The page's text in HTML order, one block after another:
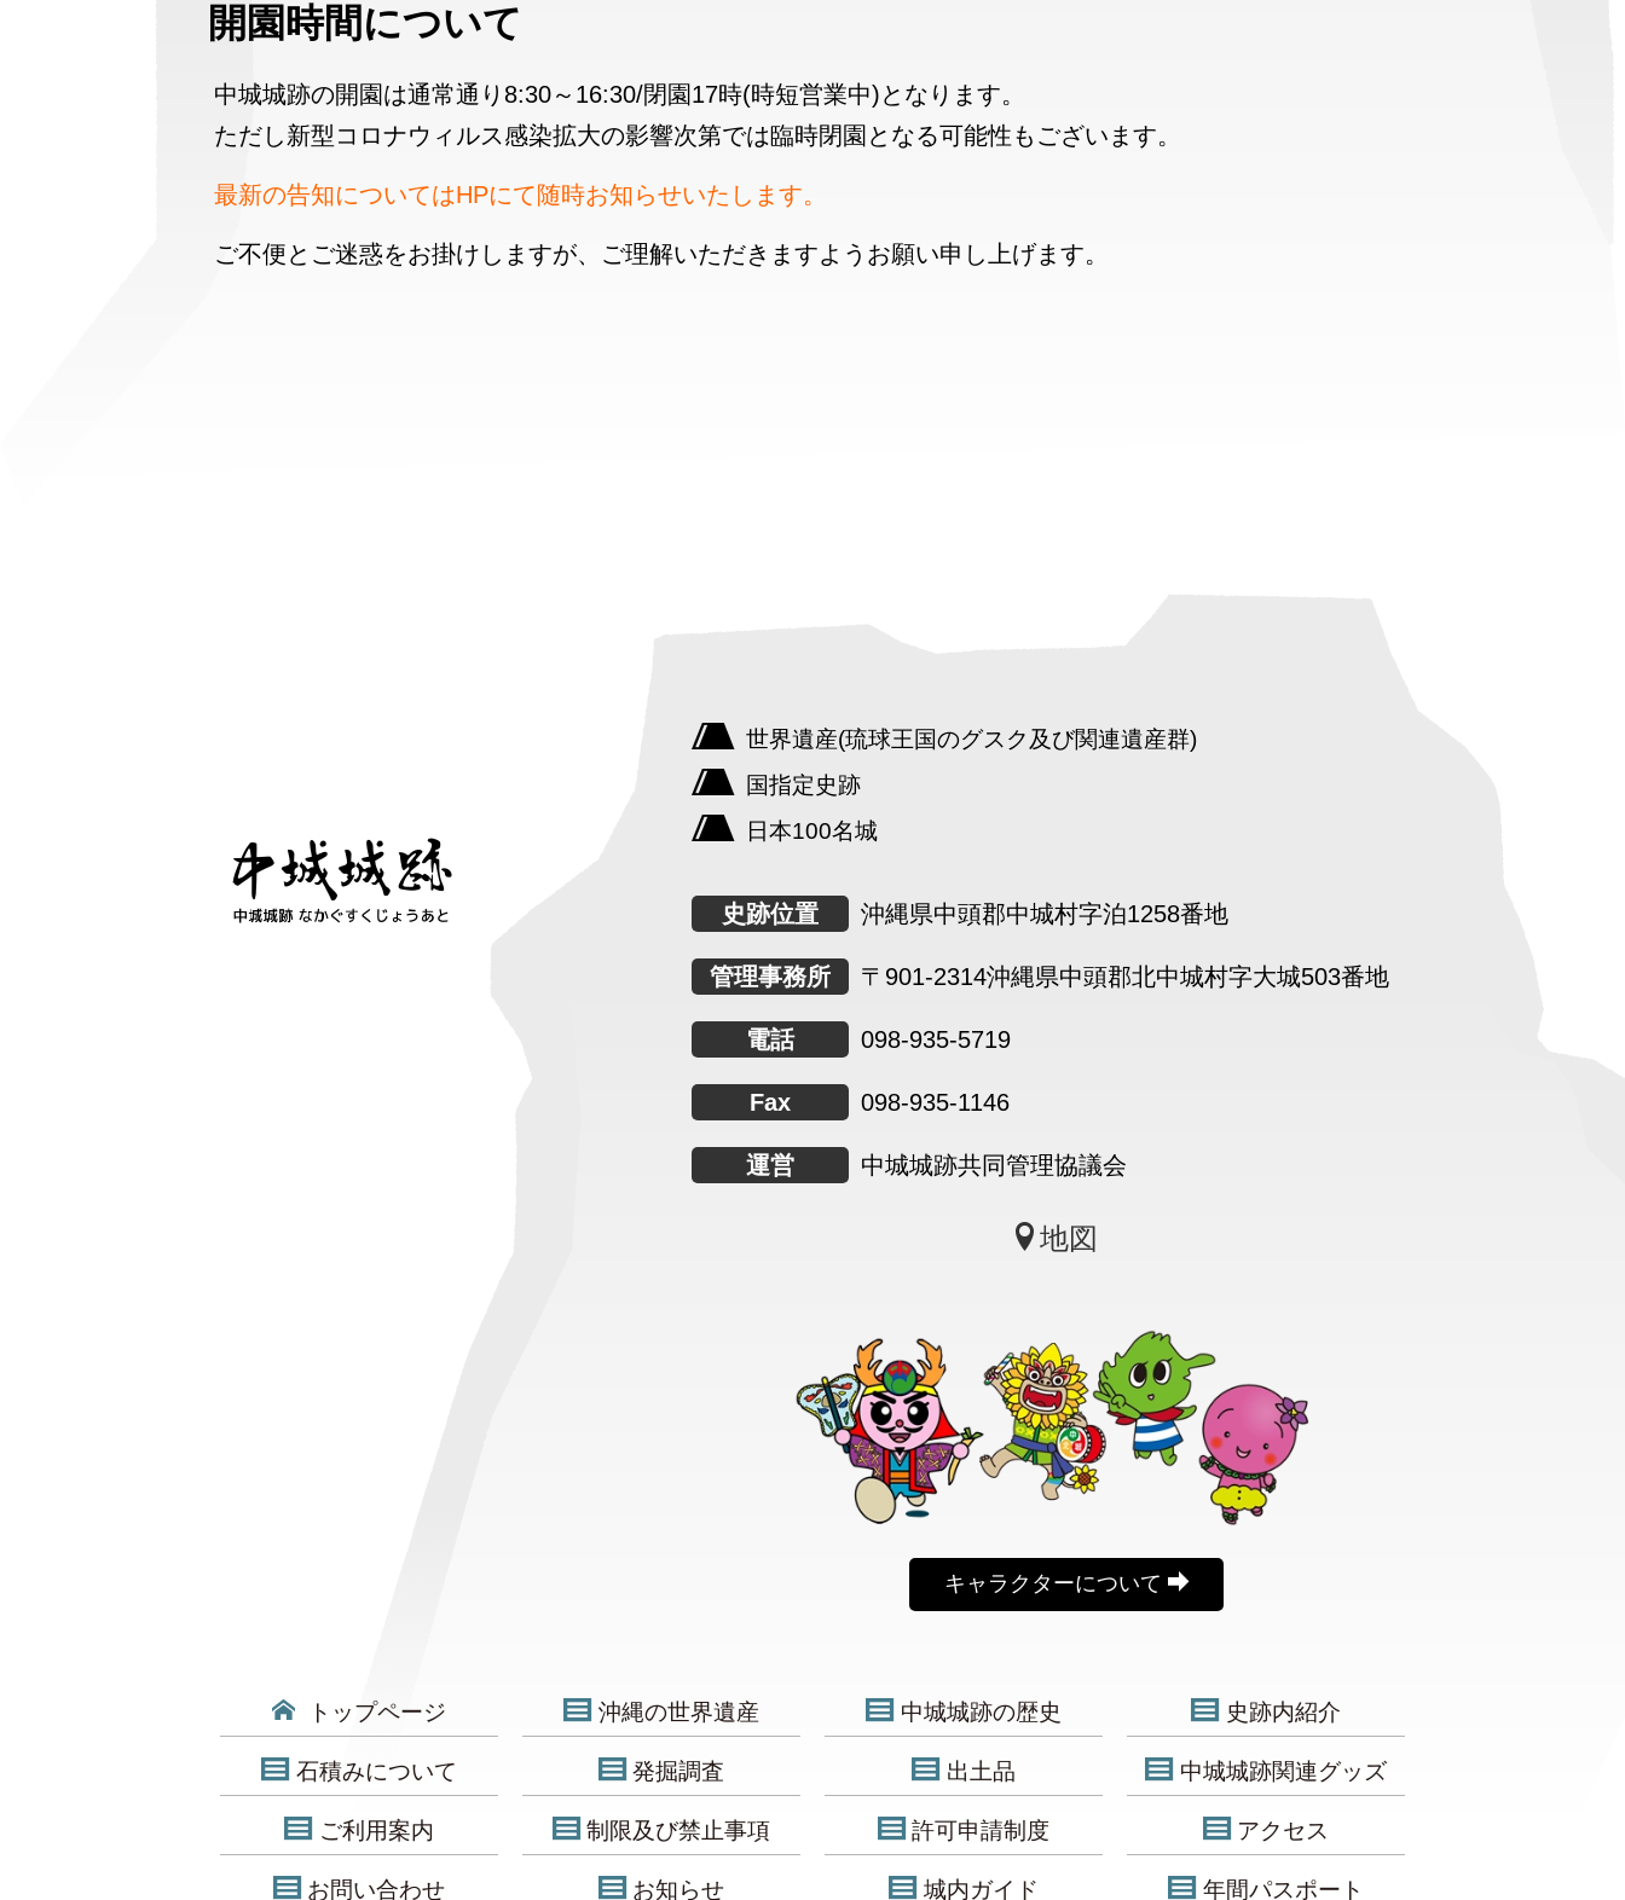
開園時間について
中城城跡の開園は通常通り8:30～16:30/閉園17時(時短営業中)となります。
ただし新型コロナウィルス感染拡大の影響次第では臨時閉園となる可能性もございます。
最新の告知についてはHPにて随時お知らせいたします。
ご不便とご迷惑をお掛けしますが、ご理解いただきますようお願い申し上げます。
世界遺産(琉球王国のグスク及び関連遺産群)
国指定史跡
日本100名城
史跡位置 沖縄県中頭郡中城村字泊1258番地
管理事務所 〒901-2314沖縄県中頭郡北中城村字大城503番地
電話 098-935-5719
Fax 098-935-1146
運営 中城城跡共同管理協議会
地図
キャラクターについて
トップページ 沖縄の世界遺産 中城城跡の歴史 史跡内紹介
石積みについて 発掘調査 出土品 中城城跡関連グッズ
ご利用案内 制限及び禁止事項 許可申請制度 アクセス
お問い合わせ お知らせ 城内ガイド 年間パスポート